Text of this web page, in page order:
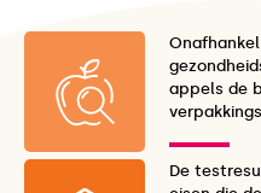
appels de
De